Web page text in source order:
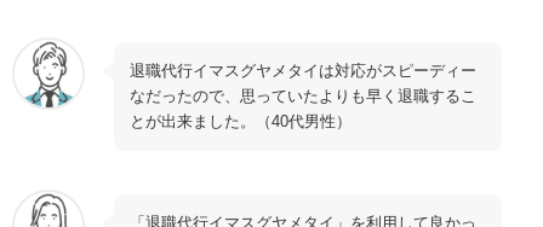
まとめ
退職代行イマスグヤメタイは対応がスピーディー
なだったので、思っていたよりも早く退職するこ
とが出来ました。（40代男性）
「退職代行イマスグヤメタイ」を利用して良かっ